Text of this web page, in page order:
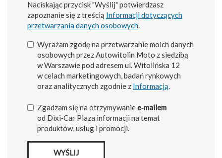
Naciskając przycisk "Wyślij" potwierdzasz
zapoznanie się z treścią Informacji dotyczących
przetwarzania danych osobowych.
Wyrażam zgodę na przetwarzanie moich danych
osobowych przez Autowitolin Moto z siedzibą
w Warszawie pod adresem ul. Witolińska 12
w celach marketingowych, badań rynkowych
oraz analitycznych zgodnie z Informacją.
Zgadzam się na otrzymywaniee‑mailem
od Dixi‑Car Plaza informacji na temat
produktów, usług i promocji.
WYŚLIJ